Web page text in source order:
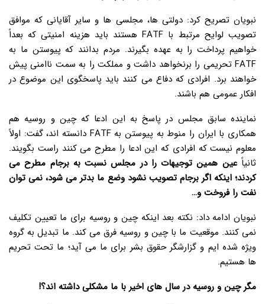
نبویان تصریح کرد: دولتی ها، مجلسی ها و سایر آقایانی که موافق
تصویب لوایح مرتبط با FATF هستند باید هزینه امنیتی که بعداً
خواهیم پرداخت را به عهده بگیرند. مردم بدانند که پیوستن ما به
FATF تحریمی را برنخواهد داشت و مملکت را به سمت ناامنی پیش
خواهند برد. افرادی که دفاع می کنند باید پاسخگوی این موضوع در
افکار عمومی هم باشند.
نماینده سابق مجلس در پاسخ به این ادعا که چین و روسیه هم
همکاری با ایران را منوط به پیوستن به FATF دانسته اند، گفت: اولاً
معلوم نیست که افرادی که این ادعا را مطرح می کنند راست بگویند.
ثانیاًعین همین توجیهات را در مجلس نسبت به برجام مطرح می
کردند؛ اینکه اگر برجام تصویب نشود وضع ما بدتر می شود، نمی توان
نفت را فروخت و…
نبویان ادامه داد: نکته بعد اینکه چین و روسیه برای ما تعیین تکلیف
نمی کنند. موقعیت ما با چین و روسیه فرق می کند. ما تبدیل به گروه
ویژه شده ایم و گزارشگر حقوق بشر برای ما می آید؛ ما تحت تحریم
ها هستیم.
مگر چین و روسیه در سال های اخیر با ما مشکلی داشته اند؟!